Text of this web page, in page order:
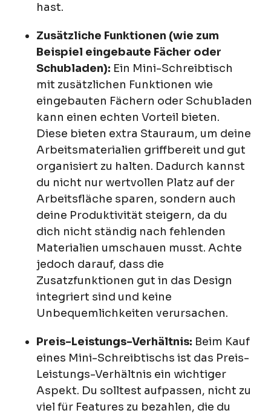
hast.
Zusätzliche Funktionen (wie zum
Beispiel eingebaute Fächer oder
Schubladen): Ein Mini-Schreibtisch
mit zusätzlichen Funktionen wie
eingebauten Fächern oder Schubladen
kann einen echten Vorteil bieten.
Diese bieten extra Stauraum, um deine
Arbeitsmaterialien griffbereit und gut
organisiert zu halten. Dadurch kannst
du nicht nur wertvollen Platz auf der
Arbeitsfläche sparen, sondern auch
deine Produktivität steigern, da du
dich nicht ständig nach fehlenden
Materialien umschauen musst. Achte
jedoch darauf, dass die
Zusatzfunktionen gut in das Design
integriert sind und keine
Unbequemlichkeiten verursachen.
Preis-Leistungs-Verhältnis: Beim Kauf
eines Mini-Schreibtischs ist das Preis-
Leistungs-Verhältnis ein wichtiger
Aspekt. Du solltest aufpassen, nicht zu
viel für Features zu bezahlen, die du